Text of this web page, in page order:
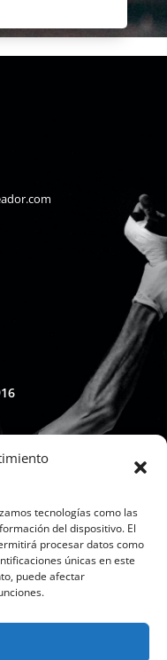
tecnologías como las
del dispositivo. El
procesar datos como
únicas en este
puede afectar